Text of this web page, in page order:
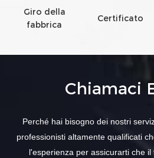
Giro della
fabbrica
Certificato
Chiamaci
Perché hai bisogno dei nostri
professionisti altamente qualificati
l'esperienza per assicurarti che